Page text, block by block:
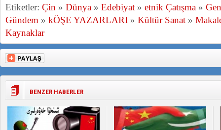
Etiketler: Çin » Dünya » Edebiyat » etnik Çatışma »
Gündem » kÖŞE YAZARLARI » Kültür Sanat »
Kaynaklar
BENZER HABERLER